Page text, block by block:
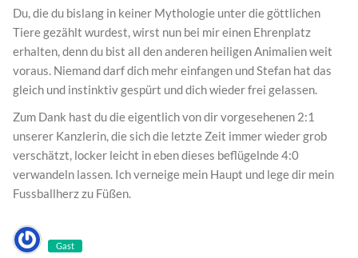
Du, die du bislang in keiner Mythologie unter die göttlichen
Tiere gezählt wurdest, wirst nun bei mir einen Ehrenplatz
erhalten, denn du bist all den anderen heiligen Animalien weit
voraus. Niemand darf dich mehr einfangen und Stefan hat das
gleich und instinktiv gespürt und dich wieder frei gelassen.
Zum Dank hast du die eigentlich von dir vorgesehenen 2:1
unserer Kanzlerin, die sich die letzte Zeit immer wieder grob
verschätzt, locker leicht in eben dieses beflügelnde 4:0
verwandeln lassen. Ich verneige mein Haupt und lege dir mein
Fussballherz zu Füßen.
Gast